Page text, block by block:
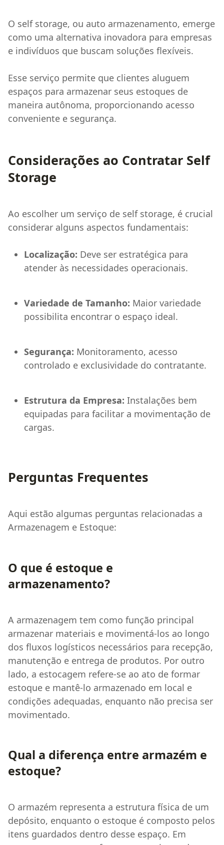
O self storage, ou auto armazenamento, emerge
como uma alternativa inovadora para empresas
e indivíduos que buscam soluções flexíveis.
Esse serviço permite que clientes aluguem
espaços para armazenar seus estoques de
maneira autônoma, proporcionando acesso
conveniente e segurança.
Considerações ao Contratar Self
Storage
Ao escolher um serviço de self storage, é crucial
considerar alguns aspectos fundamentais:
Localização: Deve ser estratégica para
atender às necessidades operacionais.
Variedade de Tamanho: Maior variedade
possibilita encontrar o espaço ideal.
Segurança: Monitoramento, acesso
controlado e exclusividade do contratante.
Estrutura da Empresa: Instalações bem
equipadas para facilitar a movimentação de
cargas.
Perguntas Frequentes
Aqui estão algumas perguntas relacionadas a
Armazenagem e Estoque:
O que é estoque e
armazenamento?
A armazenagem tem como função principal
armazenar materiais e movimentá-los ao longo
dos fluxos logísticos necessários para recepção,
manutenção e entrega de produtos. Por outro
lado, a estocagem refere-se ao ato de formar
estoque e mantê-lo armazenado em local e
condições adequadas, enquanto não precisa ser
movimentado.
Qual a diferença entre armazém e
estoque?
O armazém representa a estrutura física de um
depósito, enquanto o estoque é composto pelos
itens guardados dentro desse espaço. Em